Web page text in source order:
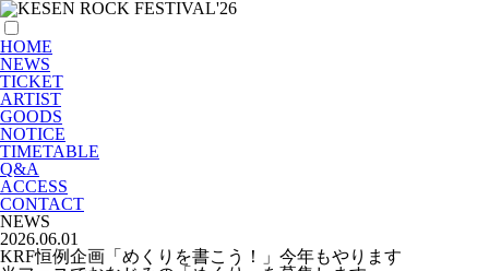
HOME
NEWS
TICKET
ARTIST
GOODS
NOTICE
TIMETABLE
Q&A
ACCESS
CONTACT
NEWS
2026.06.01
KRF恒例企画「めくりを書こう！」今年もやります